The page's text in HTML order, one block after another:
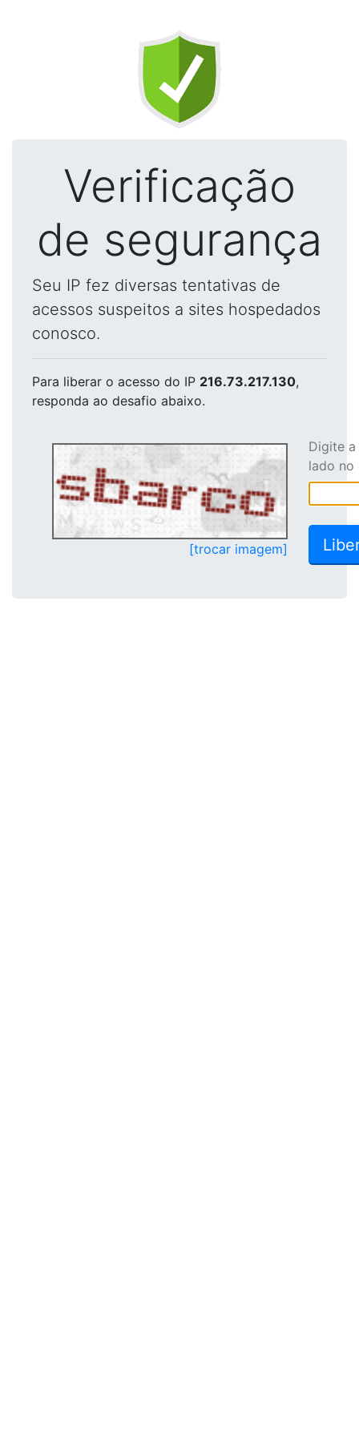
Verificação
de segurança
Seu IP fez diversas tentativas de
acessos suspeitos a sites hospedados
conosco.
Para liberar o acesso do IP 216.73.217.130,
responda ao desafio abaixo.
[trocar imagem]
Digite
lado no